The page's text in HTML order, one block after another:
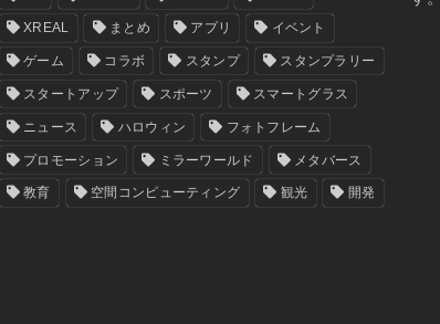
XREAL まとめ アプリ イベント
ゲーム コラボ スタンプ スタンプラリー
スタートアップ スポーツ スマートグラス
ニュース ハロウィン フォトフレーム
プロモーション ミラーワールド メタバース
教育 空間コンピューティング 観光 開発